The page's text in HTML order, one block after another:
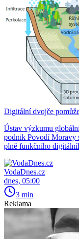
Digitální dvojče
Ústav výzkumu
podnik Povodí Moravy
plně funkčního
VodaDnes.cz
dnes, 05:00
3 min
Reklama